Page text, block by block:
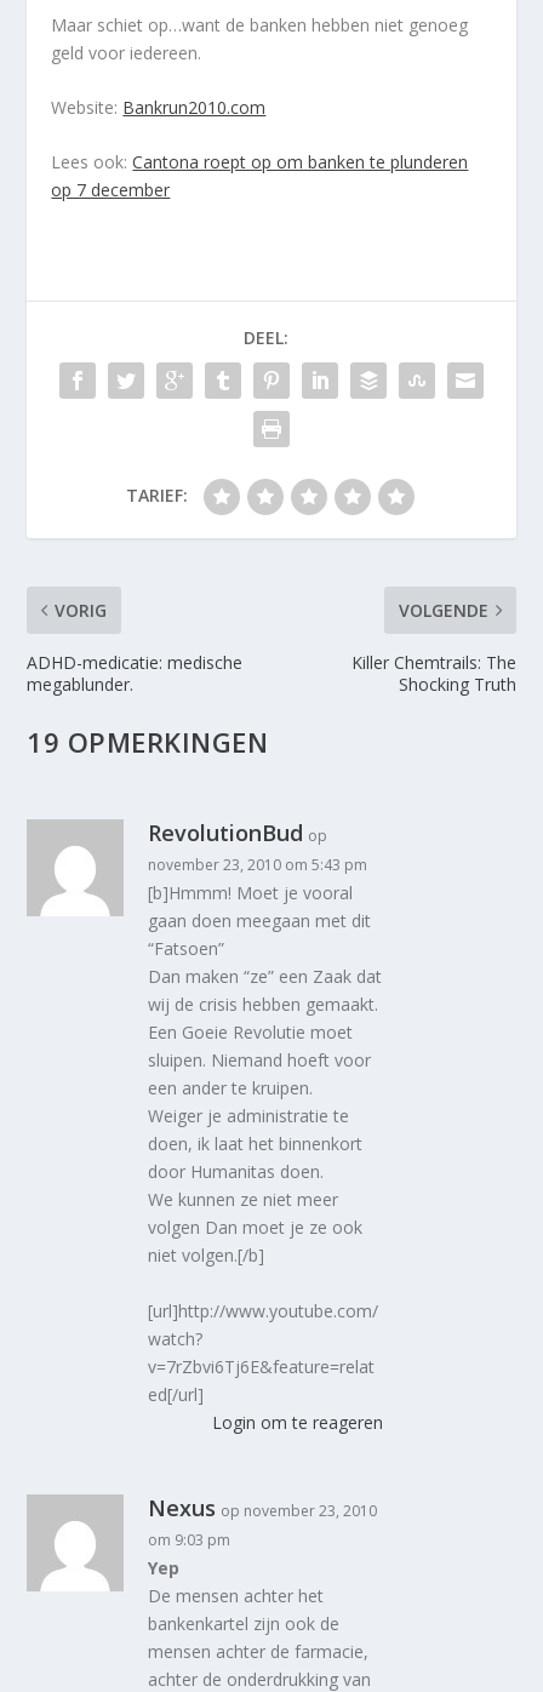
Maar schiet op…want de banken hebben niet genoeg
geld voor iedereen.
Website: Bankrun2010.com
Lees ook:Cantona roept op om banken te plunderen
op 7 december
DEEL:
TARIEF:
VORIG
ADHD-medicatie: medische
megablunder.
VOLGENDE
Killer Chemtrails: The
Shocking Truth
19 OPMERKINGEN
RevolutionBud op
november 23, 2010 om 5:43 pm
[b]Hmmm! Moet je vooral
gaan doen meegaan met dit
“Fatsoen”
Dan maken “ze” een Zaak dat
wij de crisis hebben gemaakt.
Een Goeie Revolutie moet
sluipen. Niemand hoeft voor
een ander te kruipen.
Weiger je administratie te
doen, ik laat het binnenkort
door Humanitas doen.
We kunnen ze niet meer
volgen Dan moet je ze ook
niet volgen.[/b]
[url]http://www.youtube.com/
watch?
v=7rZbvi6Tj6E&feature=relat
ed[/url]
Login om te reageren
Nexus op november 23, 2010
om 9:03 pm
Yep
De mensen achter het
bankenkartel zijn ook de
mensen achter de farmacie,
achter de onderdrukking van